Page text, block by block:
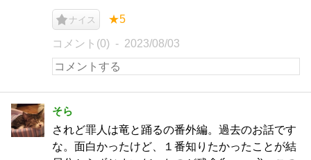
ナイス ★5
コメント(0) 2023/08/03
そら
されど罪人は竜と踊るの番外編。過去のお話です
な。面白かったけど、１番知りたかったことが結